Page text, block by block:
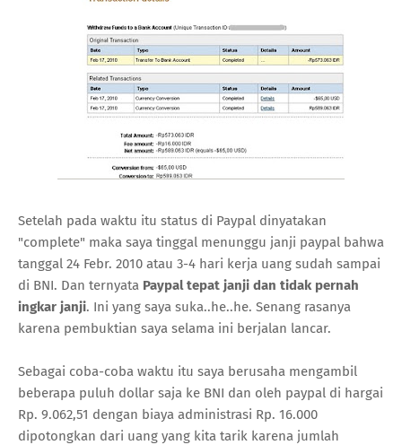
Setelah pada waktu itu status di Paypal dinyatakan
"complete" maka saya tinggal menunggu janji paypal bahwa
tanggal 24 Febr. 2010 atau 3-4 hari kerja uang sudah sampai
di BNI. Dan ternyata Paypal tepat janji dan tidak pernah
ingkar janji. Ini yang saya suka..he..he. Senang rasanya
karena pembuktian saya selama ini berjalan lancar.
Sebagai coba-coba waktu itu saya berusaha mengambil
beberapa puluh dollar saja ke BNI dan oleh paypal di hargai
Rp. 9.062,51 dengan biaya administrasi Rp. 16.000
dipotongkan dari uang yang kita tarik karena jumlah